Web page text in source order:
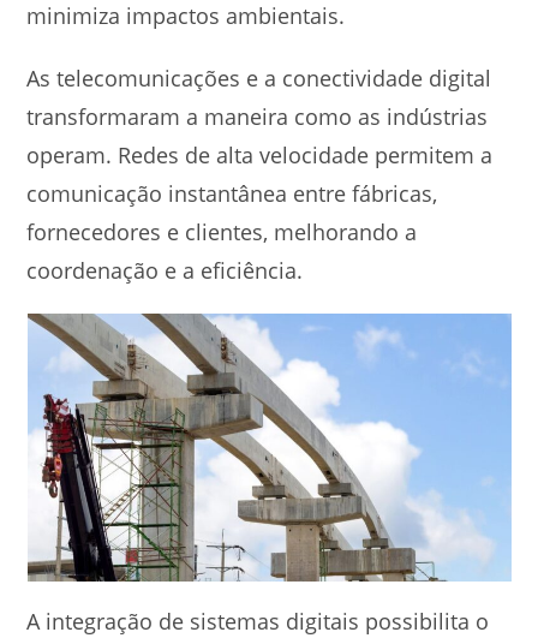
minimiza impactos ambientais.
As telecomunicações e a conectividade digital
transformaram a maneira como as indústrias
operam. Redes de alta velocidade permitem a
comunicação instantânea entre fábricas,
fornecedores e clientes, melhorando a
coordenação e a eficiência.
A integração de sistemas digitais possibilita o